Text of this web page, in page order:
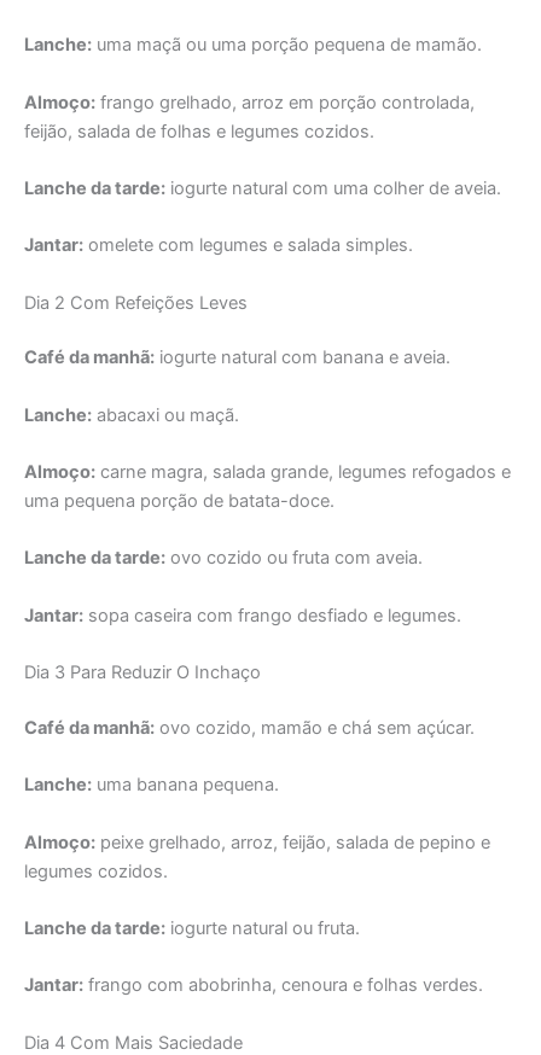
Lanche: uma maçã ou uma porção pequena de mamão.
Almoço: frango grelhado, arroz em porção controlada,
feijão, salada de folhas e legumes cozidos.
Lanche da tarde: iogurte natural com uma colher de aveia.
Jantar: omelete com legumes e salada simples.
Dia 2 Com Refeições Leves
Café da manhã: iogurte natural com banana e aveia.
Lanche: abacaxi ou maçã.
Almoço: carne magra, salada grande, legumes refogados e
uma pequena porção de batata-doce.
Lanche da tarde: ovo cozido ou fruta com aveia.
Jantar: sopa caseira com frango desfiado e legumes.
Dia 3 Para Reduzir O Inchaço
Café da manhã: ovo cozido, mamão e chá sem açúcar.
Lanche: uma banana pequena.
Almoço: peixe grelhado, arroz, feijão, salada de pepino e
legumes cozidos.
Lanche da tarde: iogurte natural ou fruta.
Jantar: frango com abobrinha, cenoura e folhas verdes.
Dia 4 Com Mais Saciedade